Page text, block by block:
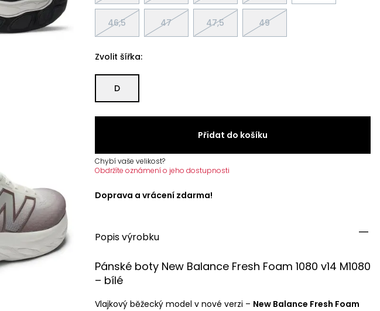
46,5 47 47,5 49
Zvolit šířka:
D
Přidat do košíku
Chybí vaše velikost?
Obdržíte oznámení o jeho dostupnosti
Doprava a vrácení zdarma!
Popis výrobku
Pánské boty New Balance Fresh Foam 1080 v14 M1080
– bílé
Vlajkový běžecký model v nové verzi – New Balance Fresh Foam